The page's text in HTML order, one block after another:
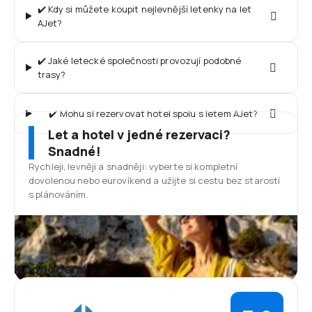
✔️ Kdy si můžete koupit nejlevnější letenky na let
AJet?
✔️ Jaké letecké společnosti provozují podobné
trasy?
✔️ Mohu si rezervovat hotel spolu s letem AJet?
Let a hotel v jedné rezervaci?
Snadné!
Rychleji, levněji a snadněji: vyberte si kompletní
dovolenou nebo eurovíkend a užijte si cestu bez starostí
s plánováním.
Hodnocení